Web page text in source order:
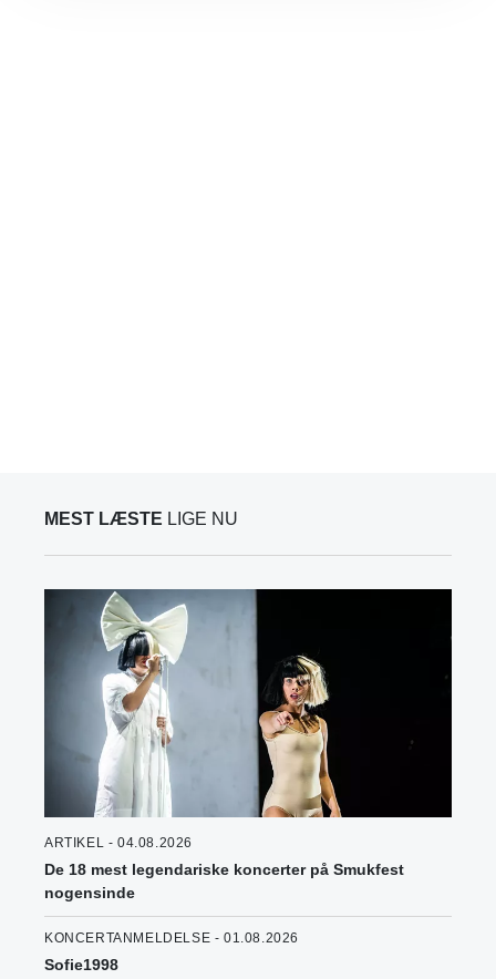
MEST LÆSTE LIGE NU
ARTIKEL - 04.08.2026
De 18 mest legendariske koncerter på Smukfest
nogensinde
KONCERTANMELDELSE - 01.08.2026
Sofie1998